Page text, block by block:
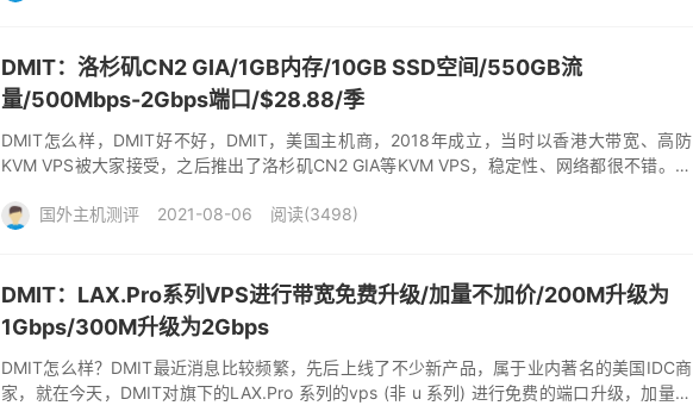
DMIT：洛杉矶CN2 GIA/1GB内存/10GB SSD空间/550GB流
量/500Mbps-2Gbps端口/$28.88/季
DMIT怎么样，DMIT好不好，DMIT，美国主机商，2018年成立，当时以香港大带宽、高防
KVM VPS被大家接受，之后推出了洛杉矶CN2 GIA等KVM VPS，稳定性、网络都很不错。这
国外主机测评
2021-08-06 阅读(3498)
DMIT：LAX.Pro系列VPS进行带宽免费升级/加量不加价/200M升级为
1Gbps/300M升级为2Gbps
DMIT怎么样？DMIT最近消息比较频繁，先后上线了不少新产品，属于业内著名的美国IDC商
家，就在今天，DMIT对旗下的LAX.Pro 系列的vps (非 u 系列) 进行免费的端口升级，加量不